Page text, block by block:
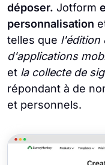
déposer. Jotform
personnalisation
telles que l'édition
d'applications
et la collecte de
répondant à de
et personnels.